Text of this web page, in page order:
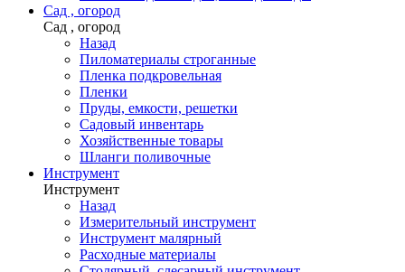
Сад , огород
Сад , огород
Назад
Пиломатериалы строганные
Пленка подкровельная
Пленки
Пруды, емкости, решетки
Садовый инвентарь
Хозяйственные товары
Шланги поливочные
Инструмент
Инструмент
Назад
Измерительный инструмент
Инструмент малярный
Расходные материалы